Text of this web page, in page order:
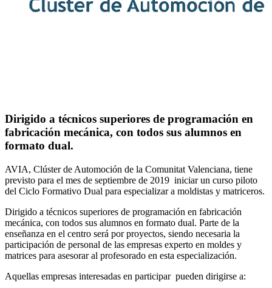
Dirigido a técnicos superiores de programación en
fabricación mecánica, con todos sus alumnos en
formato dual.
AVIA, Clúster de Automoción de la Comunitat Valenciana, tiene
previsto para el mes de septiembre de 2019 iniciar un curso piloto
del Ciclo Formativo Dual para especializar a moldistas y matriceros.
Dirigido a técnicos superiores de programación en fabricación
mecánica, con todos sus alumnos en formato dual. Parte de la
enseñanza en el centro será por proyectos, siendo necesaria la
participación de personal de las empresas experto en moldes y
matrices para asesorar al profesorado en esta especialización.
Aquellas empresas interesadas en participar pueden dirigirse a: